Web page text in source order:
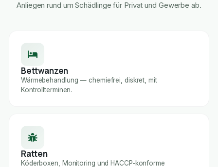
Anliegen rund um Schädlinge für Privat und Gewerbe ab.
Bettwanzen
Wärmebehandlung — chemiefrei, diskret, mit
Kontrollterminen.
Ratten
Köderboxen, Monitoring und HACCP-konforme